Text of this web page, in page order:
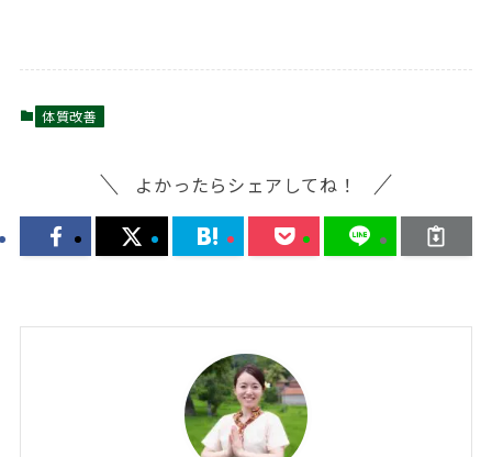
体質改善
よかったらシェアしてね！